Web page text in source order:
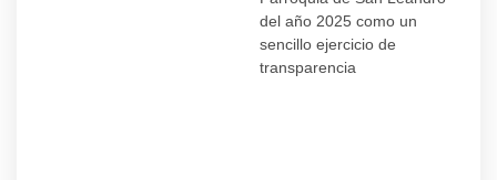
del año 2025 como un
sencillo ejercicio de
transparencia